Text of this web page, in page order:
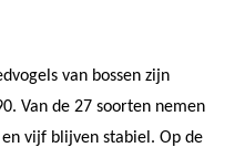
van bossen zijn
Van de 27 soorten nemen
vijf blijven stabiel. Op de